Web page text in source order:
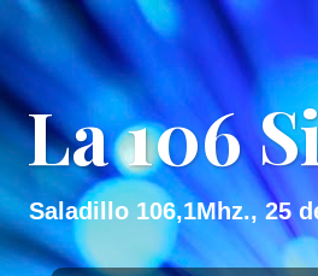
La 106
Saladillo 106,1Mhz., 25